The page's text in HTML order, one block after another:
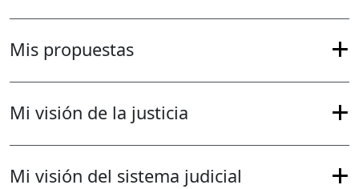
Mis propuestas
Mi visión de la justicia
Mi visión del sistema judicial